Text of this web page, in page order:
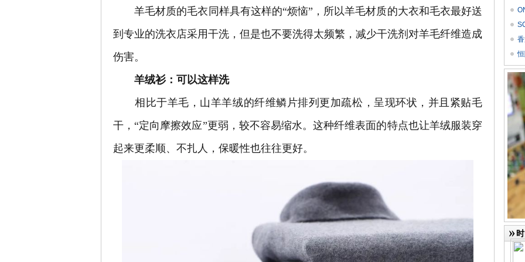
羊毛材质的毛衣同样具有这样的“烦恼”，所以羊毛材质的大衣和毛衣最好送
到专业的洗衣店采用干洗，但是也不要洗得太频繁，减少干洗剂对羊毛纤维造成
伤害。
羊绒衫：可以这样洗
相比于羊毛，山羊羊绒的纤维鳞片排列更加疏松，呈现环状，并且紧贴毛
干，“定向摩擦效应”更弱，较不容易缩水。这种纤维表面的特点也让羊绒服装穿
起来更柔顺、不扎人，保暖性也往往更好。
价